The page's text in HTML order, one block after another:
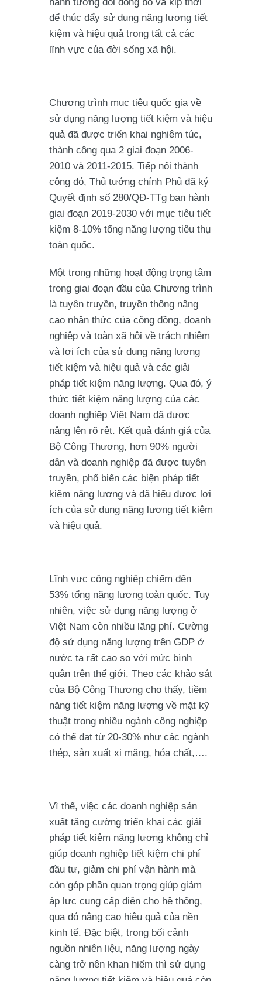
để thúc đẩy sử dụng năng lượng tiết
kiệm và hiệu quả trong tất cả các
lĩnh vực của đời sống xã hội.
Chương trình mục tiêu quốc gia về
sử dụng năng lượng tiết kiệm và hiệu
quả đã được triển khai nghiêm túc,
thành công qua 2 giai đoạn 2006-
2010 và 2011-2015. Tiếp nối thành
công đó, Thủ tướng chính Phủ đã ký
Quyết định số 280/QĐ-TTg ban hành
giai đoạn 2019-2030 với mục tiêu tiết
kiệm 8-10% tổng năng lượng tiêu thụ
toàn quốc.
Một trong những hoạt động trọng tâm
trong giai đoạn đầu của Chương trình
là tuyên truyền, truyền thông nâng
cao nhận thức của cộng đồng, doanh
nghiệp và toàn xã hội về trách nhiệm
và lợi ích của sử dụng năng lượng
tiết kiệm và hiệu quả và các giải
pháp tiết kiệm năng lượng. Qua đó, ý
thức tiết kiệm năng lượng của các
doanh nghiệp Việt Nam đã được
nâng lên rõ rệt. Kết quả đánh giá của
Bộ Công Thương, hơn 90% người
dân và doanh nghiệp đã được tuyên
truyền, phổ biến các biện pháp tiết
kiệm năng lượng và đã hiểu được lợi
ích của sử dụng năng lượng tiết kiệm
và hiệu quả.
Lĩnh vực công nghiệp chiếm đến
53% tổng năng lượng toàn quốc. Tuy
nhiên, việc sử dụng năng lượng ở
Việt Nam còn nhiều lãng phí. Cường
độ sử dụng năng lượng trên GDP ở
nước ta rất cao so với mức bình
quân trên thế giới. Theo các khảo sát
của Bộ Công Thương cho thấy, tiềm
năng tiết kiệm năng lượng về mặt kỹ
thuật trong nhiều ngành công nghiệp
có thể đạt từ 20-30% như các ngành
thép, sản xuất xi măng, hóa chất,….
Vì thế, việc các doanh nghiệp sản
xuất tăng cường triển khai các giải
pháp tiết kiệm năng lượng không chỉ
giúp doanh nghiệp tiết kiệm chi phí
đầu tư, giảm chi phí vận hành mà
còn góp phần quan trọng giúp giảm
áp lực cung cấp điện cho hệ thống,
qua đó nâng cao hiệu quả của nền
kinh tế. Đặc biệt, trong bối cảnh
nguồn nhiên liệu, năng lượng ngày
càng trở nên khan hiếm thì sử dụng